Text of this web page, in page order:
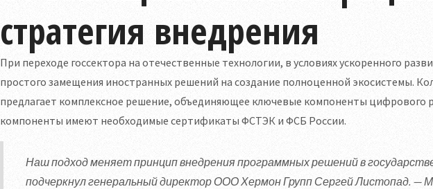
стратегия внедрения
При переходе госсектора на отечественные технологии, в условиях ускоренного
простого замещения иностранных решений на создание полноценной экосистемы.
предлагает комплексное решение, объединяющее ключевые компоненты цифрового
компоненты имеют необходимые сертификаты ФСТЭК и ФСБ России.
Наш подход меняет принцип внедрения программных решений в
подчеркнул генеральный директор ООО Хермон Групп Сергей Листопад. —